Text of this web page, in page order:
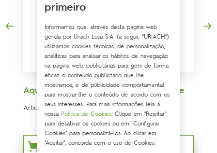
Aquilea Articulações Forte-dol Intensive
Articulações fortes e saudáveis
Onde comprar?
primeiro
Informamos que, através desta página web
gerida por Uriach Lusa S.A. (a seguir, “URIACH”)
utilizamos cookies técnicas, de personalização,
analíticas para analisar os hábitos de navegação
na página web, publicitárias para gerir de forma
eficaz o conteúdo publicitário que lhe
mostramos, e de publicidade comportamental
para mostrar-lhe o conteúdo de acordo com os
seus interesses. Para mais informações leia a
nossa Política de Cookies . Clique em "Rejeitar"
para desativar os cookies ou em "Configurar
Cookies" para personalizá-los. Ao clicar em
"Aceitar", concorda com o uso de Cookies.